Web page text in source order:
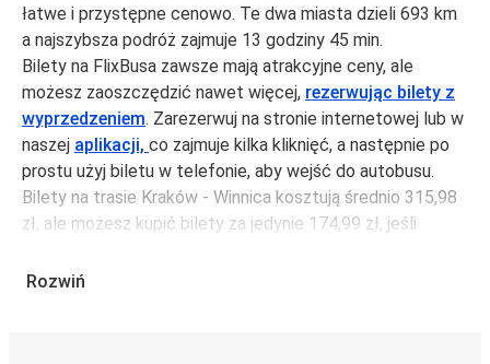
łatwe i przystępne cenowo. Te dwa miasta dzieli 693 km
a najszybsza podróż zajmuje 13 godziny 45 min.
Bilety na FlixBusa zawsze mają atrakcyjne ceny, ale
możesz zaoszczędzić nawet więcej, rezerwując bilety z
wyprzedzeniem. Zarezerwuj na stronie internetowej lub w
naszej aplikacji, co zajmuje kilka kliknięć, a następnie po
prostu użyj biletu w telefonie, aby wejść do autobusu.
Bilety na trasie Kraków - Winnica kosztują średnio 315,98
zł, ale możesz kupić bilety za jedynie 174,99 zł, jeśli
unikając weekendów i świąt. Aby podróżować szybko,
Rozwiń